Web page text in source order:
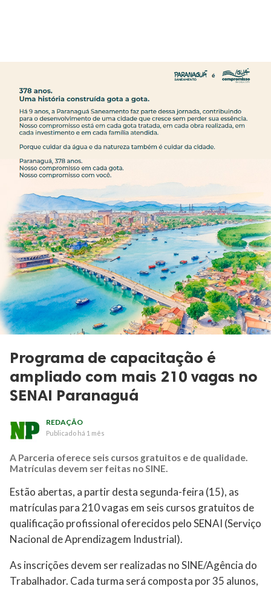
Programa de capacitação é
ampliado com mais 210 vagas no
SENAI Paranaguá
REDAÇÃO
Publicado há 1 mês
A Parceria oferece seis cursos gratuitos e de qualidade.
Matrículas devem ser feitas no SINE.
Estão abertas, a partir desta segunda-feira (15), as
matrículas para 210 vagas em seis cursos gratuitos de
qualificação profissional oferecidos pelo SENAI (Serviço
Nacional de Aprendizagem Industrial).
As inscrições devem ser realizadas no SINE/Agência do
Trabalhador. Cada turma será composta por 35 alunos,